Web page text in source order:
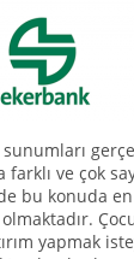
farklı ve çok
bu konuda
olmaktadır.
yapmak